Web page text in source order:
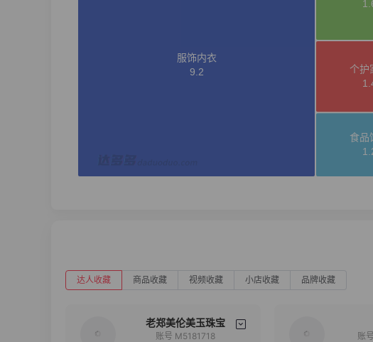
达人收藏 商品收藏 视频收藏 小店收藏 品牌收藏
老郑美伦美玉珠宝
账号 M5181718